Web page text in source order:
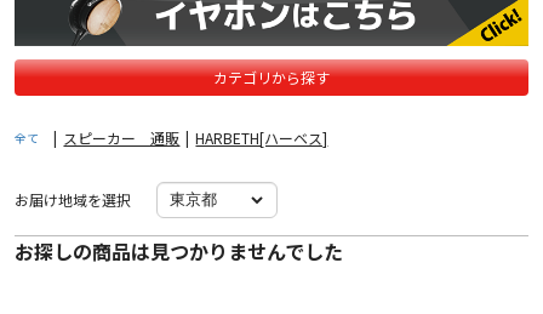
カテゴリから探す
全て | スピーカー 通販 | HARBETH[ハーベス]
お届け地域を選択
お探しの商品は見つかりませんでした